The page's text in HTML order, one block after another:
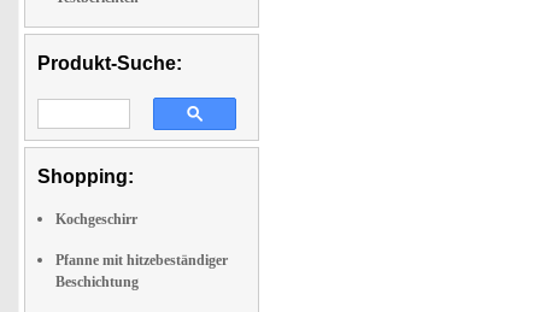
Produkt-Suche:
Shopping:
Kochgeschirr
Pfanne mit hitzebeständiger
Beschichtung